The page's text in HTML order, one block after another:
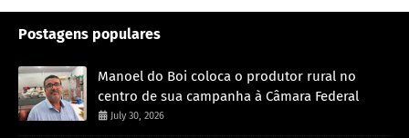
Postagens populares
Manoel do Boi coloca o produtor rural no
centro de sua campanha à Câmara Federal
July 30, 2026